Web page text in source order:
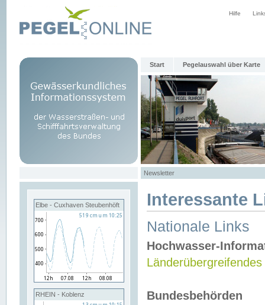
Hilfe
Start Pegelauswahl über Karte
Newsletter
Elbe - Cuxhaven Steubenhöft
RHEIN - Koblenz
Interessante
Nationale Links
Hochwasser-
Bundesbehörden